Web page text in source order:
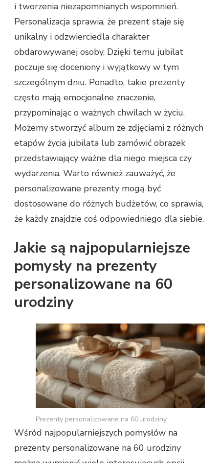
i tworzenia niezapomnianych wspomnień.
Personalizacja sprawia, że prezent staje się
unikalny i odzwierciedla charakter
obdarowywanej osoby. Dzięki temu jubilat
poczuje się doceniony i wyjątkowy w tym
szczególnym dniu. Ponadto, takie prezenty
często mają emocjonalne znaczenie,
przypominając o ważnych chwilach w życiu.
Możemy stworzyć album ze zdjęciami z różnych
etapów życia jubilata lub zamówić obrazek
przedstawiający ważne dla niego miejsca czy
wydarzenia. Warto również zauważyć, że
personalizowane prezenty mogą być
dostosowane do różnych budżetów, co sprawia,
że każdy znajdzie coś odpowiedniego dla siebie.
Jakie są najpopularniejsze
pomysły na prezenty
personalizowane na 60
urodziny
Prezenty personalizowane na 60 urodziny
Wśród najpopularniejszych pomysłów na
prezenty personalizowane na 60 urodziny